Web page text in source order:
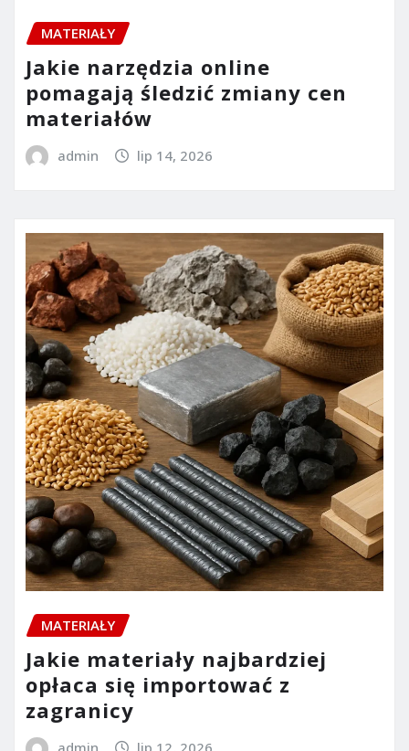
MATERIAŁY
Jakie narzędzia online
pomagają śledzić zmiany cen
materiałów
admin lip 14, 2026
MATERIAŁY
Jakie materiały najbardziej
opłaca się importować z
zagranicy
admin lip 12, 2026